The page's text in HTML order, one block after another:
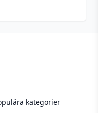
kategorier